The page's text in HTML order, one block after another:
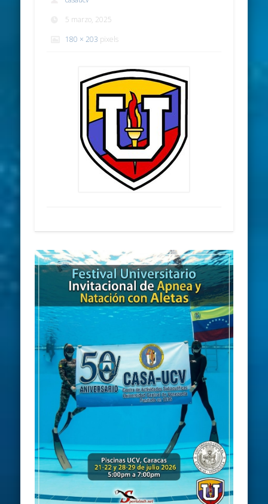
5 marzo, 2025
180 × 203 pixels